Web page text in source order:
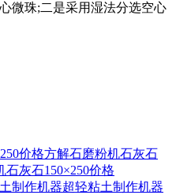
微珠;二是采用湿法分选空心
价格方解石磨粉机石灰石
石灰石150×250价格
制作机器超轻粘土制作机器